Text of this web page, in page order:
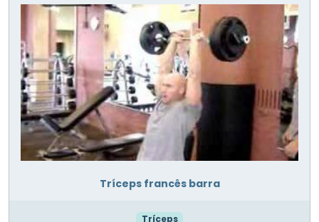
Tríceps francês barra
Tríceps